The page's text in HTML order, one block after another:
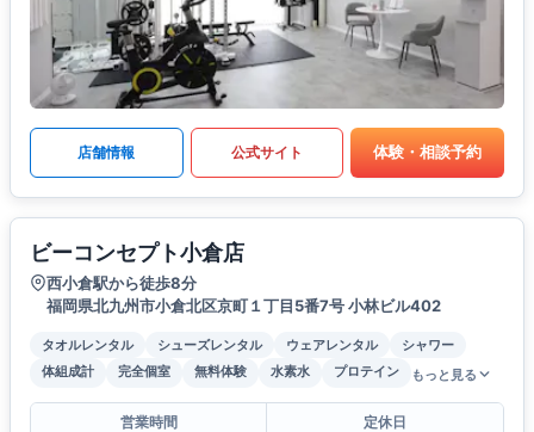
店舗情報 公式サイト 体験・相談予約
ビーコンセプト小倉店
西小倉駅から徒歩8分
福岡県北九州市小倉北区京町１丁目5番7号 小林ビル402
タオルレンタル シューズレンタル ウェアレンタル
シャワー
体組成計
完全個室 無料体験 水素水 プロテイン もっと見る
営業時間
定休日